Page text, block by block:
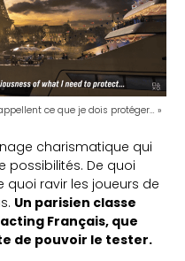
ce que je dois protéger… »
charismatique qui
possibilités. De quoi
quoi ravir les joueurs de
Un parisien classe
Français, que
de pouvoir le tester.